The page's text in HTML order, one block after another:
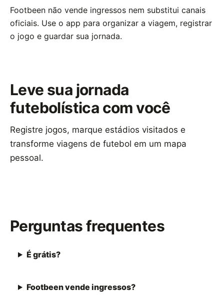
Footbeen não vende ingressos nem substitui canais
oficiais. Use o app para organizar a viagem, registrar
o jogo e guardar sua jornada.
Leve sua jornada
futebolística com você
Registre jogos, marque estádios visitados e
transforme viagens de futebol em um mapa
pessoal.
Perguntas frequentes
É grátis?
Footbeen vende ingressos?